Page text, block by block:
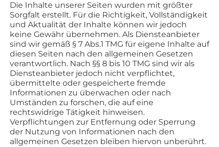
Die Inhalte unserer Seiten wurden mit größter
Sorgfalt erstellt. Für die Richtigkeit, Vollständigkeit
und Aktualität der Inhalte können wir jedoch
keine Gewähr übernehmen. Als Diensteanbieter
sind wir gemäß § 7 Abs.1 TMG für eigene Inhalte auf
diesen Seiten nach den allgemeinen Gesetzen
verantwortlich. Nach §§ 8 bis 10 TMG sind wir als
Diensteanbieter jedoch nicht verpflichtet,
übermittelte oder gespeicherte fremde
Informationen zu überwachen oder nach
Umständen zu forschen, die auf eine
rechtswidrige Tätigkeit hinweisen.
Verpflichtungen zur Entfernung oder Sperrung
der Nutzung von Informationen nach den
allgemeinen Gesetzen bleiben hiervon unberührt.